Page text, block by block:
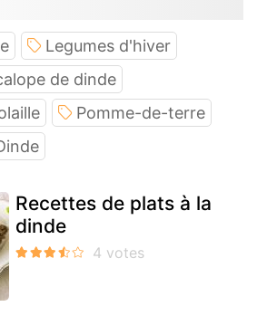
Legumes d'hiver
de dinde
Pomme-de-terre
Recettes de plats à la
dinde